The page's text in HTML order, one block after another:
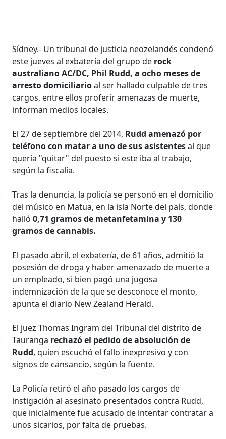
Sídney.- Un tribunal de justicia neozelandés condenó
este jueves al exbatería del grupo de rock
australiano AC/DC, Phil Rudd, a ocho meses de
arresto domiciliarioal ser hallado culpable de tres
cargos, entre ellos proferir amenazas de muerte,
informan medios locales.
El 27 de septiembre del 2014, Rudd amenazó por
teléfono con matar a uno de sus asistentesal que
quería "quitar" del puesto si este iba al trabajo,
según la fiscalía.
Tras la denuncia, la policía se personó en el domicilio
del músico en Matua, en la isla Norte del país, donde
halló0,71 gramos de metanfetamina y 130
gramos de cannabis.
El pasado abril, el exbatería, de 61 años, admitió la
posesión de droga y haber amenazado de muerte a
un empleado, si bien pagó una jugosa
indemnización de la que se desconoce el monto,
apunta el diario New Zealand Herald.
El juez Thomas Ingram del Tribunal del distrito de
Tauranga rechazó el pedido de absolución de
Rudd, quien escuchó el fallo inexpresivo y con
signos de cansancio, según la fuente.
La Policía retiró el año pasado los cargos de
instigación al asesinato presentados contra Rudd,
que inicialmente fue acusado de intentar contratar a
unos sicarios, por falta de pruebas.